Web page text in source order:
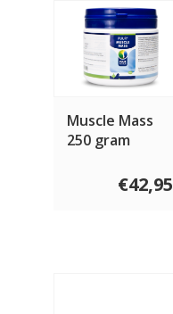
Muscle Mass
250 gram
€42,95